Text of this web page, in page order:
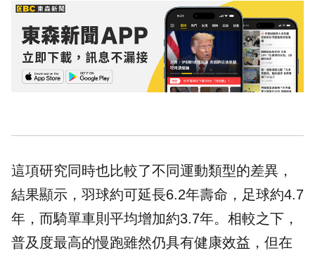
這項研究同時也比較了不同運動類型的差異，
結果顯示， 羽球約可延長6.2年壽命，足球約4.7
年，而騎單車則平均增加約3.7年。相較之下，
普及度最高的慢跑雖然仍具有健康效益，但在